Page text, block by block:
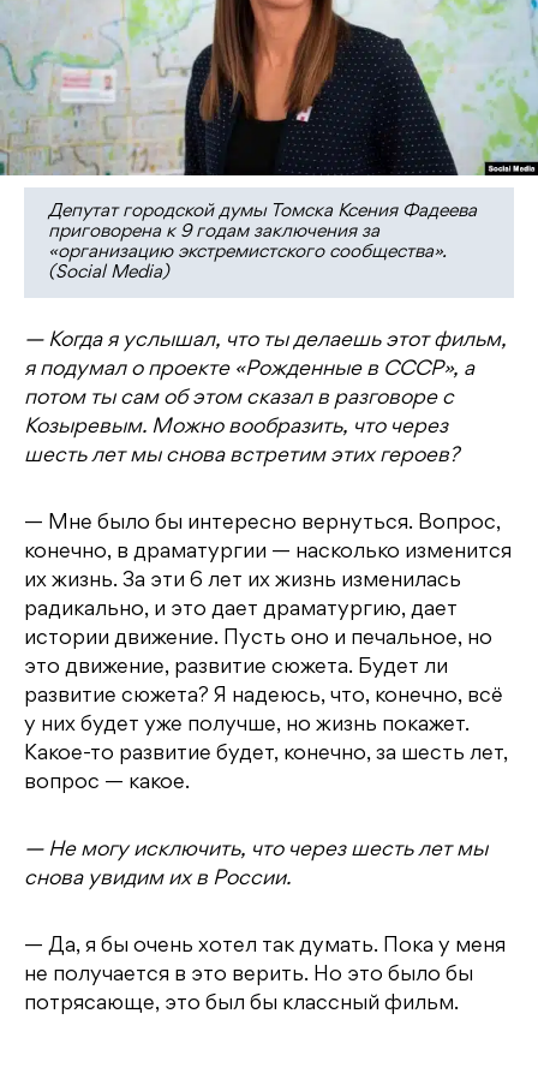
Депутат городской думы Томска Ксения Фадеева
приговорена к 9 годам заключения за
«организацию экстремистского сообщества».
(Social Media)
— Когда я услышал, что ты делаешь этот фильм,
я подумал о проекте «Рожденные в СССР», а
потом ты сам об этом сказал в разговоре с
Козыревым. Можно вообразить, что через
шесть лет мы снова встретим этих героев?
— Мне было бы интересно вернуться. Вопрос,
конечно, в драматургии — насколько изменится
их жизнь. За эти 6 лет их жизнь изменилась
радикально, и это дает драматургию, дает
истории движение. Пусть оно и печальное, но
это движение, развитие сюжета. Будет ли
развитие сюжета? Я надеюсь, что, конечно, всё
у них будет уже получше, но жизнь покажет.
Какое-то развитие будет, конечно, за шесть лет,
вопрос — какое.
— Не могу исключить, что через шесть лет мы
снова увидим их в России.
— Да, я бы очень хотел так думать. Пока у меня
не получается в это верить. Но это было бы
потрясающе, это был бы классный фильм.